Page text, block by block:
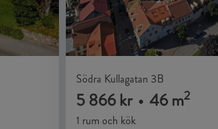
Södra Kullagatan 3B
5 866 kr • 46 m2
1 rum och kök